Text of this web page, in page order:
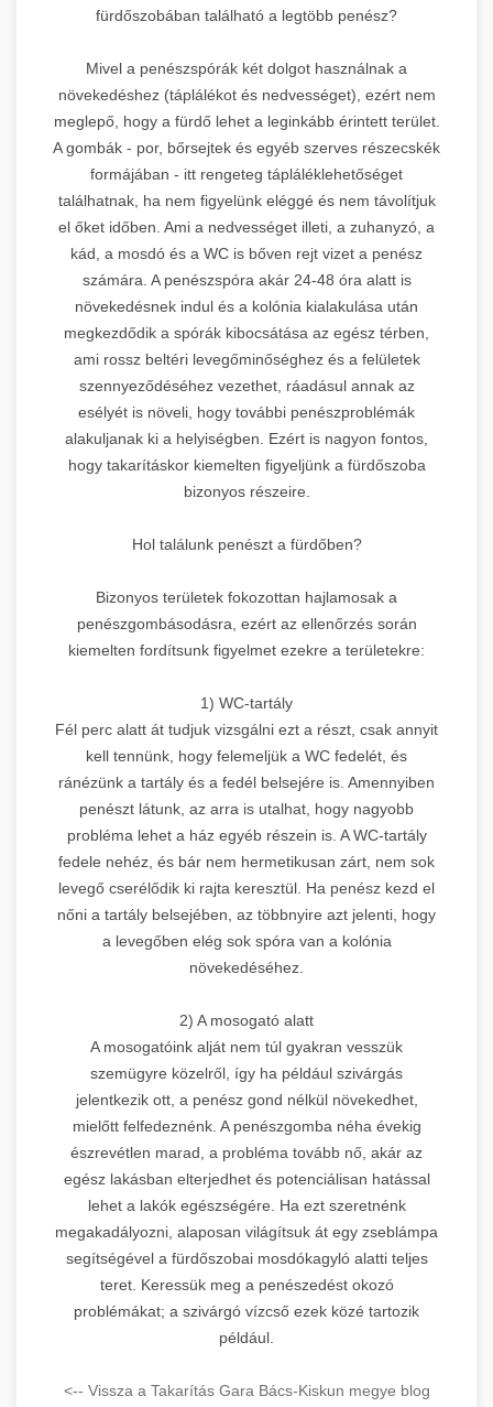
fürdőszobában található a legtöbb penész?
Mivel a penészspórák két dolgot használnak a
növekedéshez (táplálékot és nedvességet), ezért nem
meglepő, hogy a fürdő lehet a leginkább érintett terület.
A gombák - por, bőrsejtek és egyéb szerves részecskék
formájában - itt rengeteg tápláléklehetőséget
találhatnak, ha nem figyelünk eléggé és nem távolítjuk
el őket időben. Ami a nedvességet illeti, a zuhanyzó, a
kád, a mosdó és a WC is bőven rejt vizet a penész
számára. A penészspóra akár 24-48 óra alatt is
növekedésnek indul és a kolónia kialakulása után
megkezdődik a spórák kibocsátása az egész térben,
ami rossz beltéri levegőminőséghez és a felületek
szennyeződéséhez vezethet, ráadásul annak az
esélyét is növeli, hogy további penészproblémák
alakuljanak ki a helyiségben. Ezért is nagyon fontos,
hogy takarításkor kiemelten figyeljünk a fürdőszoba
bizonyos részeire.
Hol találunk penészt a fürdőben?
Bizonyos területek fokozottan hajlamosak a
penészgombásodásra, ezért az ellenőrzés során
kiemelten fordítsunk figyelmet ezekre a területekre:
1) WC-tartály
Fél perc alatt át tudjuk vizsgálni ezt a részt, csak annyit
kell tennünk, hogy felemeljük a WC fedelét, és
ránézünk a tartály és a fedél belsejére is. Amennyiben
penészt látunk, az arra is utalhat, hogy nagyobb
probléma lehet a ház egyéb részein is. A WC-tartály
fedele nehéz, és bár nem hermetikusan zárt, nem sok
levegő cserélődik ki rajta keresztül. Ha penész kezd el
nőni a tartály belsejében, az többnyire azt jelenti, hogy
a levegőben elég sok spóra van a kolónia
növekedéséhez.
2) A mosogató alatt
A mosogatóink alját nem túl gyakran vesszük
szemügyre közelről, így ha például szivárgás
jelentkezik ott, a penész gond nélkül növekedhet,
mielőtt felfedeznénk. A penészgomba néha évekig
észrevétlen marad, a probléma tovább nő, akár az
egész lakásban elterjedhet és potenciálisan hatással
lehet a lakók egészségére. Ha ezt szeretnénk
megakadályozni, alaposan világítsuk át egy zseblámpa
segítségével a fürdőszobai mosdókagyló alatti teljes
teret. Keressük meg a penészedést okozó
problémákat; a szivárgó vízcső ezek közé tartozik
például.
<-- Vissza a Takarítás Gara Bács-Kiskun megye blog